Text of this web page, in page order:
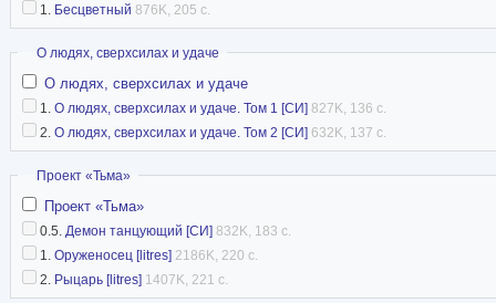
1. Бесцветный 876K, 205 с.
Скрыть
О людях, сверхсилах и удаче
О людях, сверхсилах и удаче
1. О людях, сверхсилах и удаче. Том 1 [СИ] 827K, 136 с.
2. О людях, сверхсилах и удаче. Том 2 [СИ] 632K, 137 с.
Скрыть
Проект «Тьма»
Проект «Тьма»
0.5. Демон танцующий [СИ] 832K, 183 с.
1. Оруженосец [litres] 2186K, 220 с.
2. Рыцарь [litres] 1407K, 221 с.